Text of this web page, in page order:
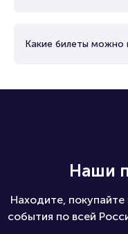
Какие билеты можно
Наши
Находите,
события по всей